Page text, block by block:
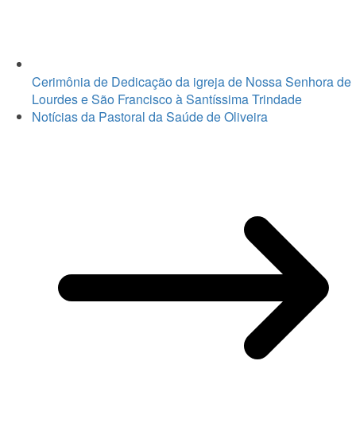
Cerimônia de Dedicação da igreja de Nossa Senhora de
Lourdes e São Francisco à Santíssima Trindade
Notícias da Pastoral da Saúde de Oliveira